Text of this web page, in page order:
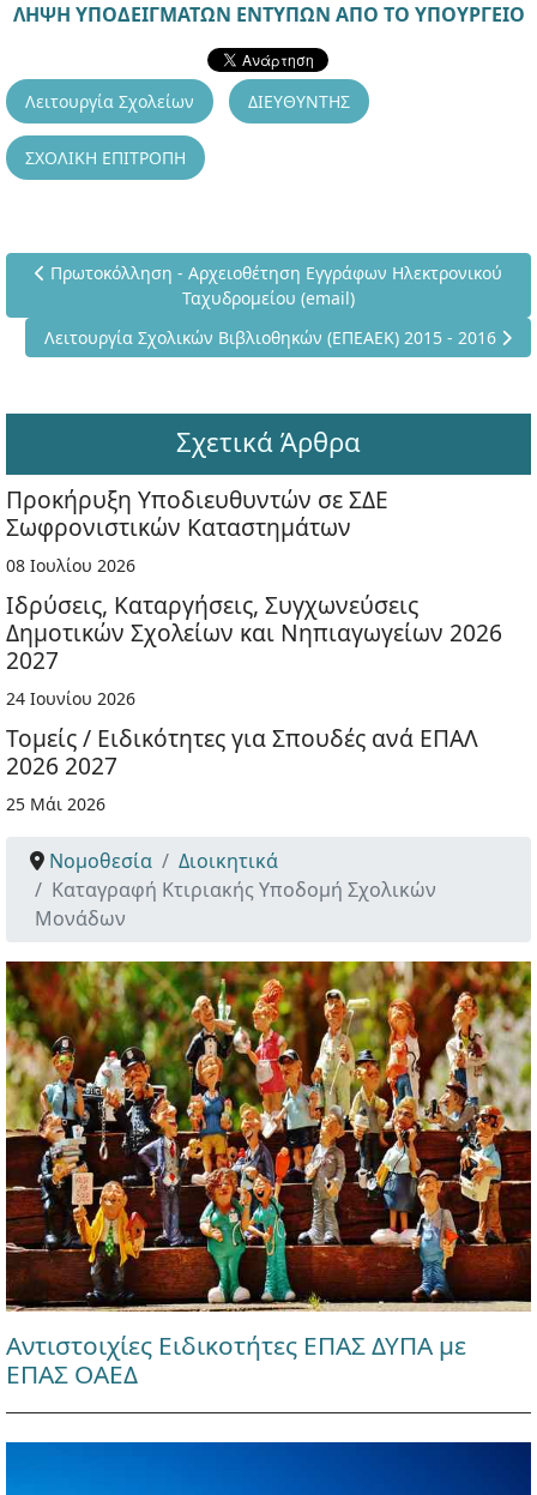
ΛΗΨΗ ΥΠΟΔΕΙΓΜΑΤΩΝ ΕΝΤΥΠΩΝ ΑΠΟ ΤΟ ΥΠΟΥΡΓΕΙΟ
Λειτουργία Σχολείων ΔΙΕΥΘΥΝΤΗΣ
ΣΧΟΛΙΚΗ ΕΠΙΤΡΟΠΗ
Προηγούμενο άρθρο: Πρωτοκόλληση - Αρχειοθέτηση
Πρωτοκόλληση - Αρχειοθέτηση Εγγράφων Ηλεκτρονικού
Ταχυδρομείου (email)
Επόμενο άρθρο: Λειτουργία Σχολικών Βιβλιοθηκών (ΕΠΕΑΕΚ)
Λειτουργία Σχολικών Βιβλιοθηκών (ΕΠΕΑΕΚ) 2015 - 2016
Σχετικά Άρθρα
Προκήρυξη Υποδιευθυντών σε ΣΔΕ
Σωφρονιστικών Καταστημάτων
08 Ιουλίου 2026
Ιδρύσεις, Καταργήσεις, Συγχωνεύσεις
Δημοτικών Σχολείων και Νηπιαγωγείων 2026
2027
24 Ιουνίου 2026
Τομείς / Ειδικότητες για Σπουδές ανά ΕΠΑΛ
2026 2027
25 Μάι 2026
Νομοθεσία
Διοικητικά
Καταγραφή Κτιριακής Υποδομή Σχολικών
Μονάδων
Αντιστοιχίες Ειδικοτήτες ΕΠΑΣ ΔΥΠΑ με
ΕΠΑΣ ΟΑΕΔ